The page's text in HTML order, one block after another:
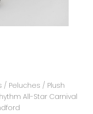
/ Peluches / Plush
All-Star Carnival